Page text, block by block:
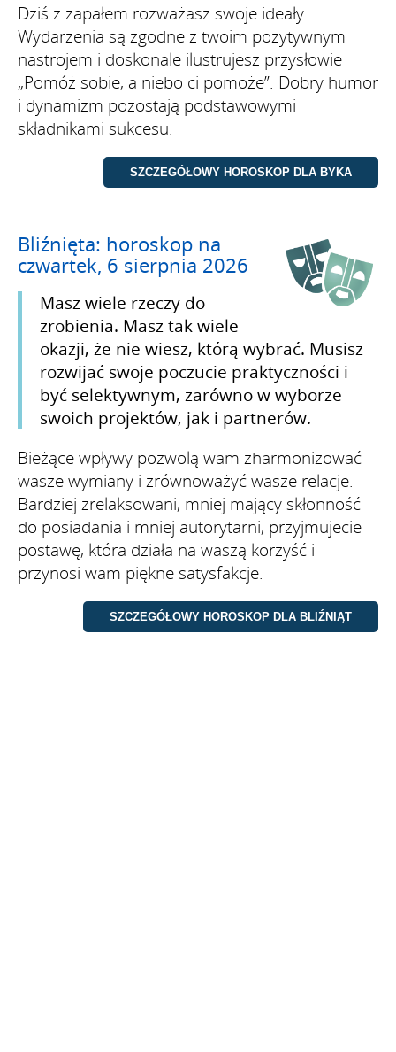
Dziś z zapałem rozważasz swoje ideały.
Wydarzenia są zgodne z twoim pozytywnym
nastrojem i doskonale ilustrujesz przysłowie
„Pomóż sobie, a niebo ci pomoże”. Dobry humor
i dynamizm pozostają podstawowymi
składnikami sukcesu.
Bliźnięta: horoskop na
czwartek, 6 sierpnia 2026
Masz wiele rzeczy do
zrobienia. Masz tak wiele
okazji, że nie wiesz, którą wybrać. Musisz
rozwijać swoje poczucie praktyczności i
być selektywnym, zarówno w wyborze
swoich projektów, jak i partnerów.
Bieżące wpływy pozwolą wam zharmonizować
wasze wymiany i zrównoważyć wasze relacje.
Bardziej zrelaksowani, mniej mający skłonność
do posiadania i mniej autorytarni, przyjmujecie
postawę, która działa na waszą korzyść i
przynosi wam piękne satysfakcje.